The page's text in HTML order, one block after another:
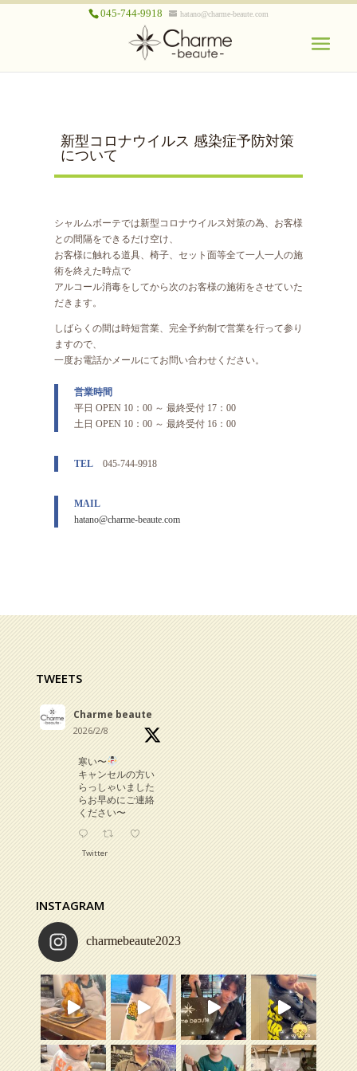
045-744-9918 hatano@charme-beaute.com
新型コロナウイルス 感染症予防対策
について
シャルムボーテでは新型コロナウイルス対策の為、お客様
との間隔をできるだけ空け、
お客様に触れる道具、椅子、セット面等全て一人一人の施
術を終えた時点で
アルコール消毒をしてから次のお客様の施術をさせていた
だきます。
しばらくの間は時短営業、完全予約制で営業を行って参り
ますので、
一度お電話かメールにてお問い合わせください。
営業時間
平日 OPEN 10：00 ～ 最終受付 17：00
土日 OPEN 10：00 ～ 最終受付 16：00
TEL045-744-9918
MAIL
hatano@charme-beaute.com
TWEETS
Charme beaute
2026/2/8
寒い〜
キャンセルの方い
らっしゃいました
らお早めにご連絡
ください〜
Twitter
2025/4/3
お知らせです
ます
シャンプー、スタ
イリング剤など商
品も4月5月から値
上げの商品があり
ますので、必要な
方はお早めにお買
い求めください
INSTAGRAM
charmebeaute2023